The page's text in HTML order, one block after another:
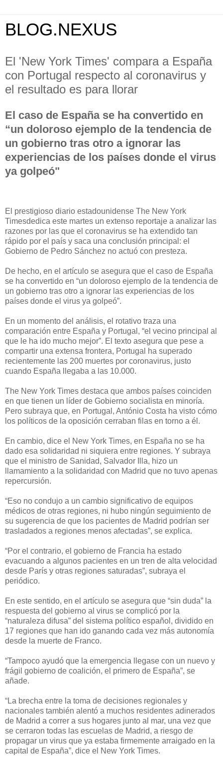
BLOG.NEXUS
El 'New York Times' compara a España
con Portugal respecto al coronavirus y
el resultado es para llorar
El caso de España se ha convertido en
“un doloroso ejemplo de la tendencia de
un gobierno tras otro a ignorar las
experiencias de los países donde el virus
ya golpeó"
El prestigioso diario estadounidense The New York
Timesdedica este martes un extenso reportaje a analizar las
razones por las que el coronavirus se ha extendido tan
rápido por el país y saca una conclusión principal: el
Gobierno de Pedro Sánchez no actuó con presteza.
De hecho, en el artículo se asegura que el caso de España
se ha convertido en “un doloroso ejemplo de la tendencia de
un gobierno tras otro a ignorar las experiencias de los
países donde el virus ya golpeó”.
En un momento del análisis, el rotativo traza una
comparación entre España y Portugal, “el vecino principal al
que le ha ido mucho mejor”. El texto asegura que pese a
compartir una extensa frontera, Portugal ha superado
recientemente las 200 muertes por coronavirus, justo
cuando España llegaba a las 10.000.
The New York Times destaca que ambos países coinciden
en que tienen un líder de Gobierno socialista en minoría.
Pero subraya que, en Portugal, António Costa ha visto cómo
los políticos de la oposición cerraban filas en torno a él.
En cambio, dice el New York Times, en España no se ha
dado esa solidaridad ni siquiera entre regiones. Y subraya
que el ministro de Sanidad, Salvador Illa, hizo un
llamamiento a la solidaridad con Madrid que no tuvo apenas
repercursión.
“Eso no condujo a un cambio significativo de equipos
médicos de otras regiones, ni hubo ningún seguimiento de
su sugerencia de que los pacientes de Madrid podrían ser
trasladados a regiones menos afectadas”, se explica.
“Por el contrario, el gobierno de Francia ha estado
evacuando a algunos pacientes en un tren de alta velocidad
desde París y otras regiones saturadas”, subraya el
periódico.
En este sentido, en el artículo se asegura que “sin duda” la
respuesta del gobierno al virus se complicó por la
“naturaleza difusa” del sistema político español, dividido en
17 regiones que han ido ganando cada vez más autonomía
desde la muerte de Franco.
“Tampoco ayudó que la emergencia llegase con un nuevo y
frágil gobierno de coalición, el primero de España”, se
añade.
“La brecha entre la toma de decisiones regionales y
nacionales también alentó a muchos residentes adinerados
de Madrid a correr a sus hogares junto al mar, una vez que
se cerraron todas las escuelas de Madrid, a riesgo de
propagar un virus que ya estaba firmemente arraigado en la
capital de España”, dice el New York Times.